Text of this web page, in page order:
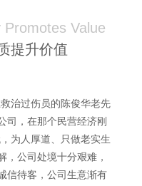
Promotes Value
提升价值
治过伤员的陈俊华老先
司，在那个民营经济刚
为人厚道、只做老实生
，公司处境十分艰难，
信待客，公司生意渐有